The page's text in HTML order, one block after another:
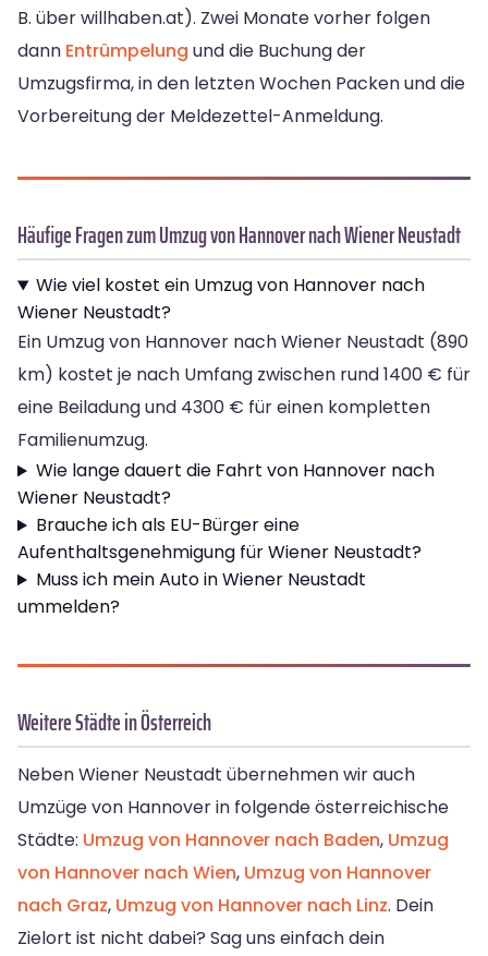
B. über willhaben.at). Zwei Monate vorher folgen
dann Entrümpelung und die Buchung der
Umzugsfirma, in den letzten Wochen Packen und die
Vorbereitung der Meldezettel-Anmeldung.
Häufige Fragen zum Umzug von Hannover nach Wiener Neustadt
Wie viel kostet ein Umzug von Hannover nach
Wiener Neustadt?
Ein Umzug von Hannover nach Wiener Neustadt (890
km) kostet je nach Umfang zwischen rund 1400 € für
eine Beiladung und 4300 € für einen kompletten
Familienumzug.
Wie lange dauert die Fahrt von Hannover nach
Wiener Neustadt?
Brauche ich als EU-Bürger eine
Aufenthaltsgenehmigung für Wiener Neustadt?
Muss ich mein Auto in Wiener Neustadt
ummelden?
Weitere Städte in Österreich
Neben Wiener Neustadt übernehmen wir auch
Umzüge von Hannover in folgende österreichische
Städte: Umzug von Hannover nach Baden, Umzug
von Hannover nach Wien, Umzug von Hannover
nach Graz, Umzug von Hannover nach Linz. Dein
Zielort ist nicht dabei? Sag uns einfach dein